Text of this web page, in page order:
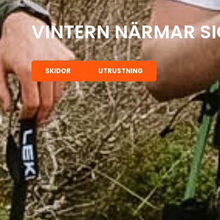
VINTERN NÄRMAR
SKIDOR UTRUSTNING